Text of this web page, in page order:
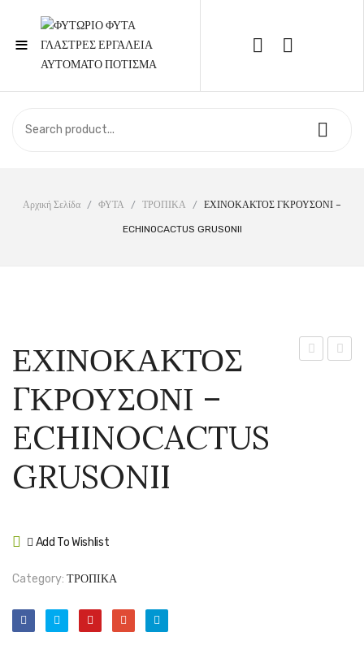
≡
Call Support: 210 6857844
ΣΧΕΤΙΚΆ ΜΕ ΕΜΆΣ
ΕΠΙΚΟΙΝΩΝΊΑ
Αρχική Σελίδα / ΦΥΤΑ / ΤΡΟΠΙΚΑ / ΕΧΙΝΟΚΑΚΤΟΣ ΓΚΡΟΥΣΟΝΙ –
ECHINOCACTUS GRUSONII
ΕΧΙΝΟΚΑΚΤΟΣ
ΓΚΡΟΥΣΟΝΙ –
ECHINOCACTUS
GRUSONII
Add To Wishlist
Category: ΤΡΟΠΙΚΑ